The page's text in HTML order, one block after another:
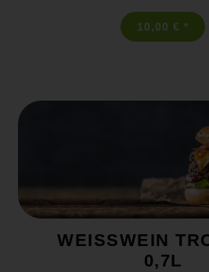
10,00 € *
WEISSWEIN
,7L